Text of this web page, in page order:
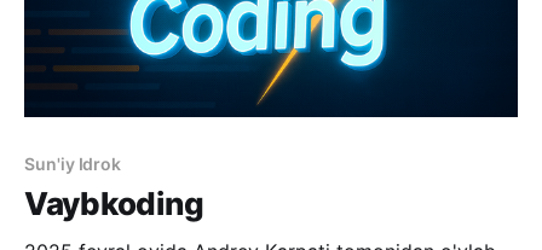
Sun'iy Idrok
Vaybkoding